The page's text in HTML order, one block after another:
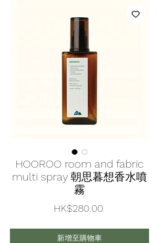
HOOROO room and fabric
multi spray 朝思暮想香水噴
霧
HK$280.00價
新增至購物車